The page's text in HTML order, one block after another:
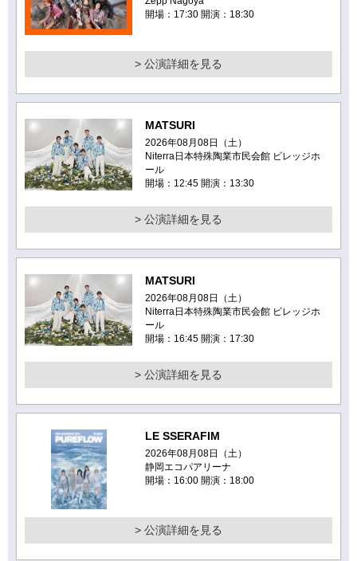
開場：17:30 開演：18:30
> 公演詳細を見る
MATSURI
2026年08月08日（土）
Niterra日本特殊陶業市民会館 ビレッジホ
ール
開場：12:45 開演：13:30
> 公演詳細を見る
MATSURI
2026年08月08日（土）
Niterra日本特殊陶業市民会館 ビレッジホ
ール
開場：16:45 開演：17:30
> 公演詳細を見る
LE SSERAFIM
2026年08月08日（土）
静岡エコパアリーナ
開場：16:00 開演：18:00
> 公演詳細を見る